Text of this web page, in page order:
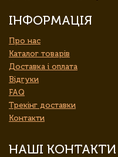
ІНФОРМАЦІЯ
Про нас
Каталог товарів
Доставка і оплата
Відгуки
FAQ
Трекінг доставки
Контакти
НАШІ КОНТАКТИ